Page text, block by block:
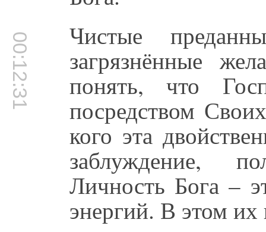
00:12:31 Чистые
загрязнённые
понять, что
посредством
кого эта
заблуждение,
Личность Бога –
энергий. В этом их